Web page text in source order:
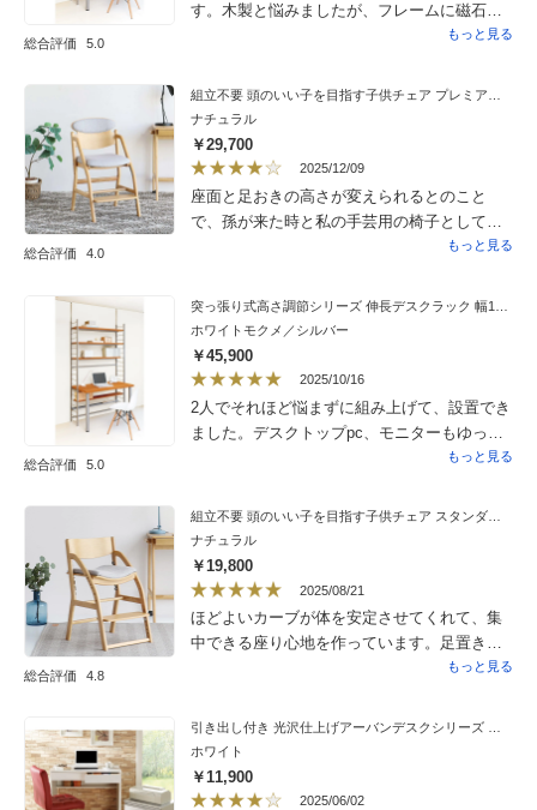
総合評価 5.0
す。木製と悩みましたが、フレームに磁石が
もっと見る
総合評価 4.0
ナチュラル
￥29,700
2025/12/09
座面と足おきの高さが変えられるとのこと
で、孫が来た時と私の手芸用の椅子として両
用使用を期待して購入しました。1人で高さを
両用使用は諦め、孫が使用しなくなってから
私のものにすることにしました。プレミアム
ということで仕上げの美しさに期待しました
が、座面の裏側には生地をとめるホチキスの
針状のものが飛び出たままの箇所が2カ所あ
り、生地もキチンと巻き込まれていないとこ
ろがありました。座り心地は良く、六角レン
もっと見る
総合評価 5.0
ホワイトモクメ／シルバー
￥45,900
2025/10/16
2人でそれほど悩まずに組み上げて、設置でき
ました。デスクトップpc、モニターもゆった
もっと見る
総合評価 4.8
組立不要 頭のいい子を目指す子供チェア スタンダード 幅44.5cm奥行47.5cm〜58cm高さ73.5cm
ナチュラル
￥19,800
2025/08/21
ほどよいカーブが体を安定させてくれて、集
中できる座り心地を作っています。足置きが
あると勉強にも集中できます。足置きは外し
違和感のないデザインなのもうれしいです。
我が家は中学生と小学生のリビングチェアの
買い替えに、２脚購入しました。パパも座れ
る幅です。
もっと見る
ホワイト
￥11,900
2025/06/02